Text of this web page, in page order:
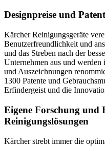
Designpreise und
Kärcher Reinigungsgeräte
Benutzerfreundlichkeit und
und das Streben nach der
Unternehmen aus und
und Auszeichnungen
1300 Patente und
Erfindergeist und die
Eigene Forschung
Reinigungslösungen
Kärcher strebt immer die